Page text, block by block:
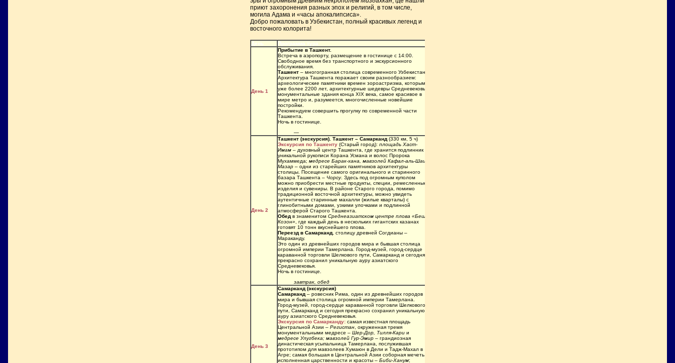
приют захоронения разных эпох и религий, в том числе,
могила Адама и «часы апокалипсиса».
Добро пожаловать в Узбекистан, полный красивых легенд и
восточного колорита!
День Программа тура
День 1
Прибытие в Ташкент.
Встреча в аэропорту, размещение в гостинице с 14:00.
Свободное время без транспортного и экскурсионного
обслуживания.
Ташкент – многогранная столица современного Узбекистана.
Архитектура Ташкента поражает своим разнообразием:
археологические памятники времен зороастризма, которым
уже более 2200 лет, архитектурные шедевры Средневековья,
монументальные здания конца XIX века, самое красивое в
мире метро и, разумеется, многочисленные новейшие
постройки.
Рекомендуем совершить прогулку по современной части
Ташкента.
Ночь в гостинице.
—
День 2
Ташкент (экскурсия). Ташкент – Самарканд (330 км, 5 ч)
Экскурсия по Ташкенту (Старый город): площадь Хаст-
Имам – духовный центр Ташкента, где хранится подлинник
уникальной рукописи Корана Усмана и волос Пророка
Мухаммеда; медресе Барак-хана, мавзолей Кафал-аль-Шаши
Мазар – одни из старейших памятников архитектуры
столицы. Посещение самого оригинального и старинного
базара Ташкента – Чорсу. Здесь под огромным куполом
можно приобрести местные продукты, специи, ремесленные
изделия и сувениры. В районе Старого города, помимо
традиционной восточной архитектуры, можно увидеть
аутентичные старинные махалли (жилые кварталы) с
глинобитными домами, узкими улочками и подлинной
атмосферой Старого Ташкента.
Обед в знаменитом Среднеазиатском центре плова «Беш
Козон» , где каждый день в нескольких гигантских казанах
готовят 10 тонн вкуснейшего плова.
Переезд в Самарканд , столицу древней Согдианы –
Мараканду.
Это один из древнейших городов мира и бывшая столица
огромной империи Тамерлана. Город-музей, город-сердце
караванной торговли Шелкового пути, Самарканд и сегодня
прекрасно сохранил уникальную ауру азиатского
Средневековья.
Ночь в гостинице.
завтрак, обед
День 3
Самарканд (экскурсия)
Самарканд – ровесник Рима, один из древнейших городов
мира и бывшая столица огромной империи Тамерлана.
Город-музей, город-сердце караванной торговли Шелкового
пути, Самарканд и сегодня прекрасно сохранил уникальную
ауру азиатского Средневековья.
Экскурсия по Самарканду: самая известная площадь
Центральной Азии – Регистан , окруженная тремя
монументальными медресе – Шер-Дор, Тилля-Кари
медресе Улугбека; мавзолей Гур-Эмир – грандиозная
династическая усыпальница Тамерлана, послужившая
прототипом для мавзолеев Хумаюн в Дели и Тадж-Махал в
Агре; самая большая в Центральной Азии соборная мечеть,
исполненная царственности и красоты – Биби-Ханум;